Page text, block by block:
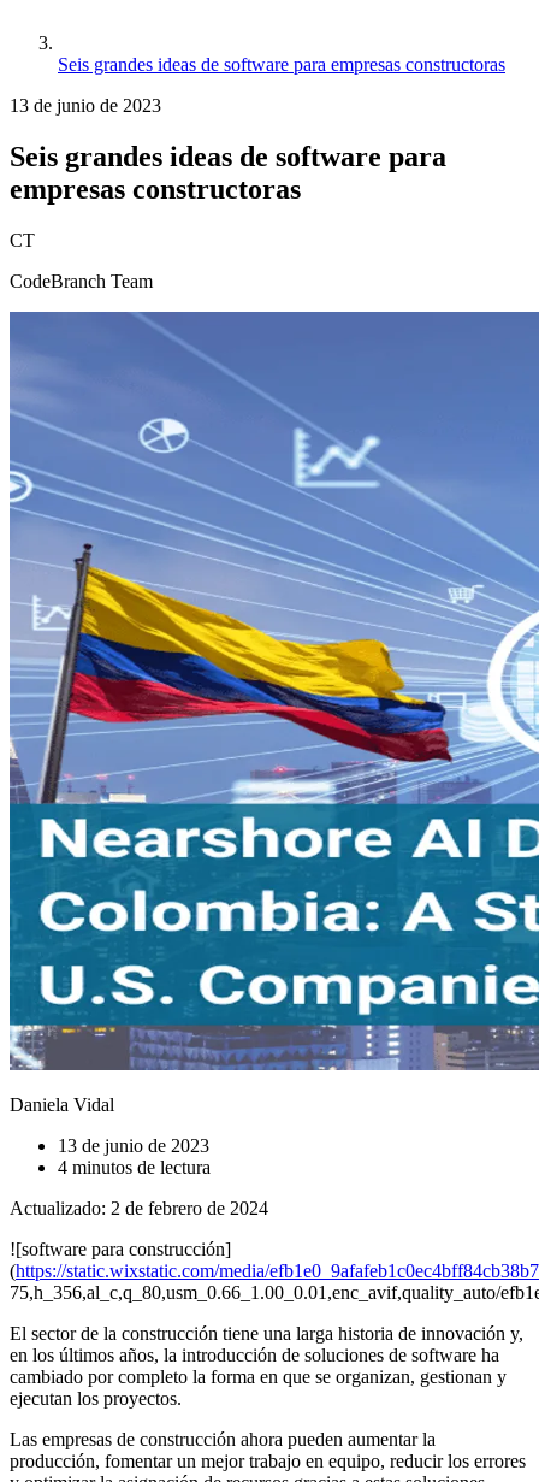
Seis grandes ideas de software para empresas constructoras
13 de junio de 2023
Seis grandes ideas de software para
empresas constructoras
CT
CodeBranch Team
Daniela Vidal
13 de junio de 2023
4 minutos de lectura
Actualizado: 2 de febrero de 2024
![software para construcción]
(https://static.wixstatic.com/media/
75,h_356,al_c,q_80,usm_0.66_1.00_0.01,enc_avif,quality_auto/
El sector de la construcción tiene una larga historia de innovación y,
en los últimos años, la introducción de soluciones de software ha
cambiado por completo la forma en que se organizan, gestionan y
ejecutan los proyectos.
Las empresas de construcción ahora pueden aumentar la
producción, fomentar un mejor trabajo en equipo, reducir los errores